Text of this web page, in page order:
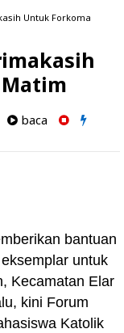
Untuk Forkoma
baca
bantuan
untuk
Kecamatan Elar
kini Forum
Katolik